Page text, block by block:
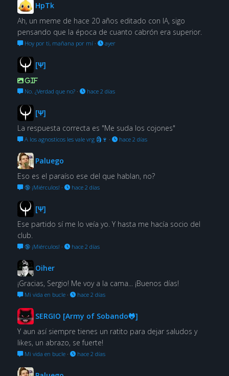
HpTk
Ah, un meme de hace 20 años editado con IA, sigo
pensando que la época de cuanto cabrón era superior.
Hoy por ti, mañana por mí· ayer
[Ψ]
GIF
No. ¿Verdad que no?· hace 2 días
[Ψ]
La respuesta correcta es "Me suda los cojones"
A los agnosticos les vale vrg 🗿🍷 · hace 2 días
Paluego
Eso es el paraíso ese del que hablan, no?
🔞 ¡Miérculos! · hace 2 días
[Ψ]
Ese partido sí me lo veía yo. Y hasta me hacía socio del
club.
🔞 ¡Miérculos! · hace 2 días
Oiher
¡Gracias, Sergio! Me voy a la cama... ¡Buenos días!
Mi vida en bucle· hace 2 días
SERGIO [Army of Sobando🐸]
Y aun así siempre tienes un ratito para dejar saludos y
likes, un abrazo, se fuerte!
Mi vida en bucle· hace 2 días